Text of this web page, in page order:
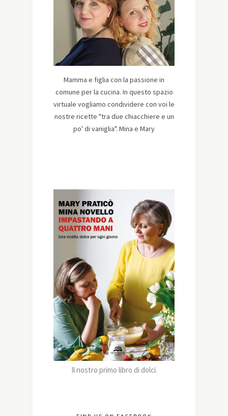
Mamma e figlia con la passione in
comune per la cucina. In questo spazio
virtuale vogliamo condividere con voi le
nostre ricette "tra due chiacchiere e un
po' di vaniglia". Mina e Mary
Il nostro primo libro di dolci.